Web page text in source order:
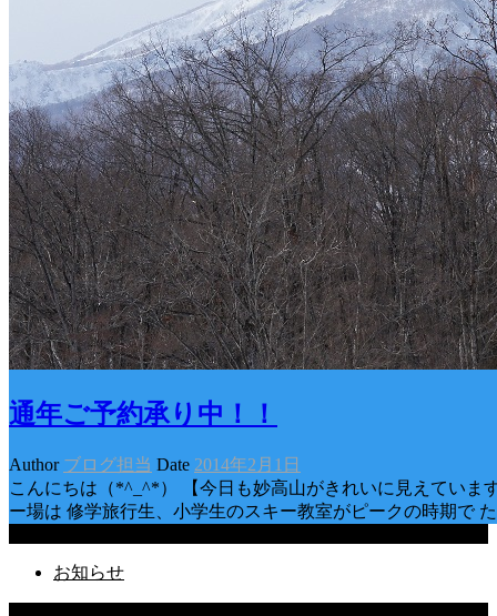
通年ご予約承り中！！
Author ブログ担当 Date 2014年2月1日
こんにちは（*^_^*） 【今日も妙高山がきれいに見えていま
ー場は 修学旅行生、小学生のスキー教室がピークの時期で た
お知らせ